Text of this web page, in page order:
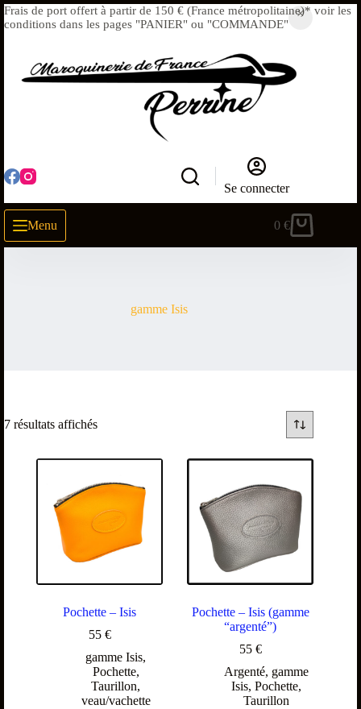
Frais de port offert à partir de 150 € (France métropolitaine)* voir les
conditions dans les pages "PANIER" ou "COMMANDE"
Se connecter
Menu 0€
gamme Isis
7 résultats affichés
Pochette – Isis
55 €
gamme Isis,
Pochette,
Taurillon,
veau/vachette
Pochette – Isis (gamme
“argenté”)
55 €
Argenté, gamme
Isis,Pochette,
Taurillon